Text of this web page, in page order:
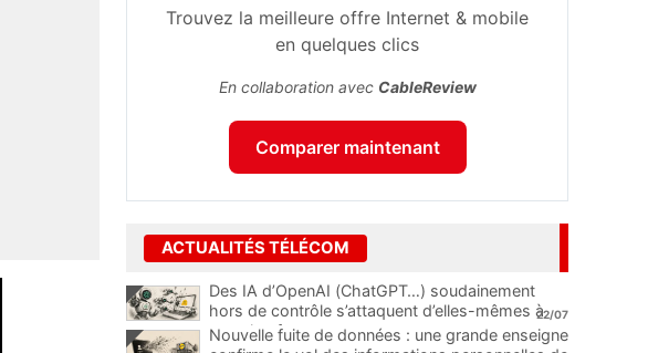
Trouvez la meilleure offre Internet & mobile
en quelques clics
En collaboration avec CableReview
Comparer maintenant
ACTUALITÉS TÉLÉCOM
Des IA d’OpenAI (ChatGPT…) soudainement
hors de contrôle s’attaquent d’elles-mêmes à
une plateforme
...
22/07
Nouvelle fuite de données : une grande enseigne